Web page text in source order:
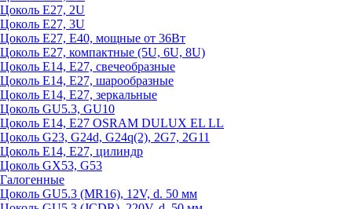
Цоколь Е27, 2U
Цоколь Е27, 3U
Цоколь Е27, Е40, мощные от 36Вт
Цоколь Е27, компактные (5U, 6U, 8U)
Цоколь Е14, Е27, свечеобразные
Цоколь Е14, Е27, шарообразные
Цоколь Е14, Е27, зеркальные
Цоколь GU5.3, GU10
Цоколь Е14, Е27 OSRAM DULUX EL LL
Цоколь G23, G24d, G24q(2), 2G7, 2G11
Цоколь Е14, Е27, цилиндр
Цоколь GX53, G53
Галогенные
Цоколь GU5.3 (MR16), 12V, d. 50 мм